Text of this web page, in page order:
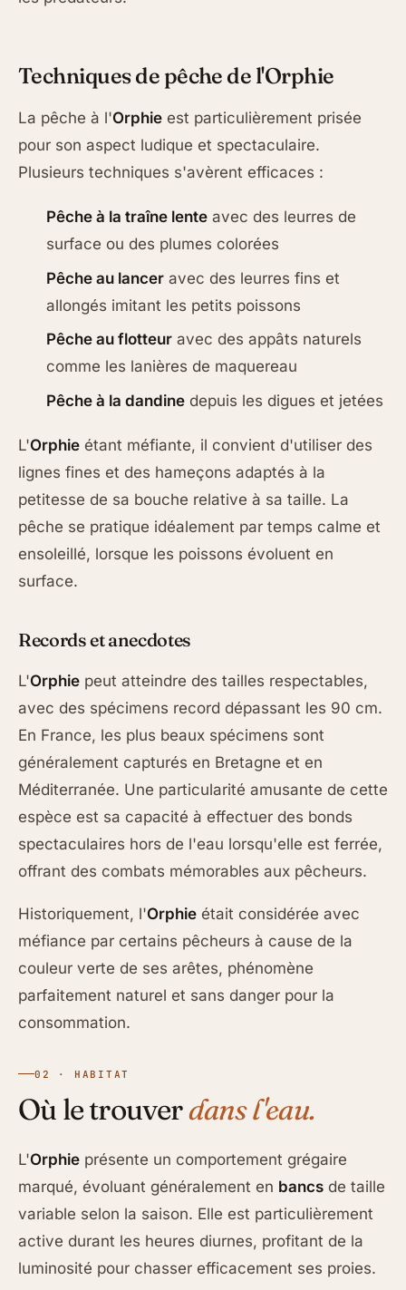
Techniques de pêche de l'Orphie
La pêche à l'Orphie est particulièrement prisée
pour son aspect ludique et spectaculaire.
Plusieurs techniques s'avèrent efficaces :
Pêche à la traîne lente avec des leurres de
surface ou des plumes colorées
Pêche au lancer avec des leurres fins et
allongés imitant les petits poissons
Pêche au flotteur avec des appâts naturels
comme les lanières de maquereau
Pêche à la dandine depuis les digues et jetées
L'Orphie étant méfiante, il convient d'utiliser des
lignes fines et des hameçons adaptés à la
petitesse de sa bouche relative à sa taille. La
pêche se pratique idéalement par temps calme et
ensoleillé, lorsque les poissons évoluent en
surface.
Records et anecdotes
L'Orphie peut atteindre des tailles respectables,
avec des spécimens record dépassant les 90 cm.
En France, les plus beaux spécimens sont
généralement capturés en Bretagne et en
Méditerranée. Une particularité amusante de cette
espèce est sa capacité à effectuer des bonds
spectaculaires hors de l'eau lorsqu'elle est ferrée,
offrant des combats mémorables aux pêcheurs.
Historiquement, l'Orphie était considérée avec
méfiance par certains pêcheurs à cause de la
couleur verte de ses arêtes, phénomène
parfaitement naturel et sans danger pour la
consommation.
02 · HABITAT
Où le trouverdans l'eau.
L'Orphie présente un comportement grégaire
marqué, évoluant généralement en bancs de taille
variable selon la saison. Elle est particulièrement
active durant les heures diurnes, profitant de la
luminosité pour chasser efficacement ses proies.